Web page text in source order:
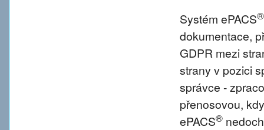
Systém ePACS®
dokumentace,
GDPR mezi
strany v pozici
správce -
přenosovou,
ePACS®